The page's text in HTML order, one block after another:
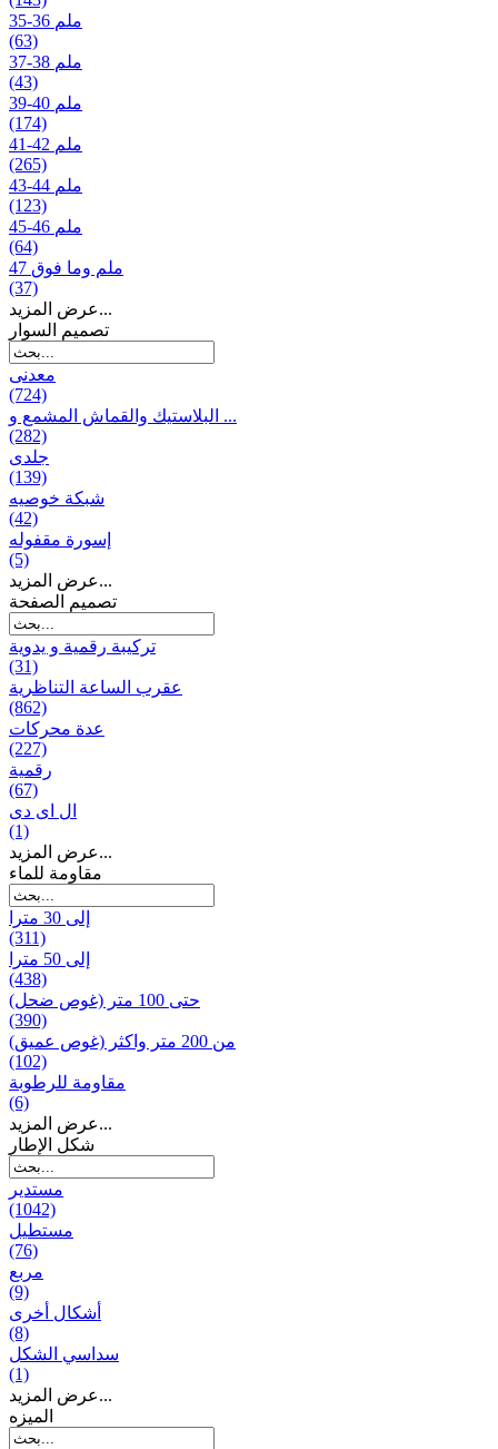
35-36 ملم
(63)
37-38 ملم
(43)
39-40 ملم
(174)
41-42 ملم
(265)
43-44 ملم
(123)
45-46 ملم
(64)
47 ملم وما فوق
(37)
عرض المزيد...
تصمیم السوار
معدنی
(724)
البلاستيك والقماش المشمع و ...
(282)
جلدی
(139)
شبكة خوصیه
(42)
إسورة مقفوله
(5)
عرض المزيد...
تصميم الصفحة
تركيبة رقمية و يدوية
(31)
عقرب الساعة التناظرية
(862)
عدة محركات
(227)
رقمية
(67)
ال ای دی
(1)
عرض المزيد...
مقاومة للماء
إلى 30 مترا
(311)
إلى 50 مترا
(438)
حتى 100 متر (غوص ضحل)
(390)
من 200 متر واکثر (غوص عميق)
(102)
مقاومة للرطوبة
(6)
عرض المزيد...
شكل الإطار
مستدير
(1042)
مستطيل
(76)
مربع
(9)
أشكال أخرى
(8)
سداسي الشكل
(1)
عرض المزيد...
المیزه